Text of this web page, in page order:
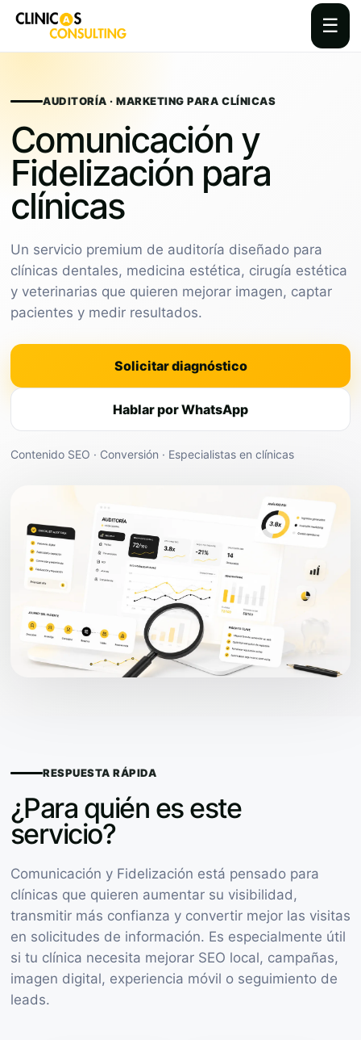
☰
contentAUDITORÍA · MARKETING PARA CLÍNICAS
Comunicación y
Fidelización para
clínicas
Un servicio premium de auditoría diseñado para
clínicas dentales, medicina estética, cirugía estética
y veterinarias que quieren mejorar imagen, captar
pacientes y medir resultados.
Solicitar diagnóstico
Hablar por WhatsApp
Contenido SEO · Conversión · Especialistas en clínicas
RESPUESTA RÁPIDA
¿Para quién es este
servicio?
Comunicación y Fidelización está pensado para
clínicas que quieren aumentar su visibilidad,
transmitir más confianza y convertir mejor las visitas
en solicitudes de información. Es especialmente útil
si tu clínica necesita mejorar SEO local, campañas,
imagen digital, experiencia móvil o seguimiento de
leads.